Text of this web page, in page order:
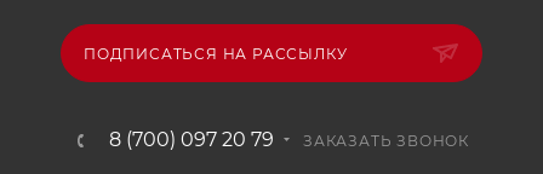
ПОДПИСАТЬСЯ НА РАССЫЛКУ
8 (700) 097 20 79 ЗАКАЗАТЬ ЗВОНОК